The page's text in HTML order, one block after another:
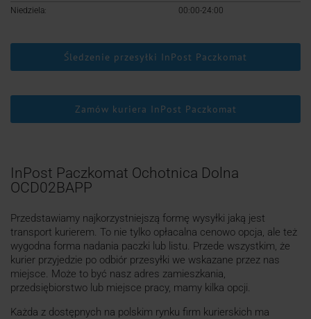
Niedziela:
00:00-24:00
Śledzenie przesyłki InPost Paczkomat
Zamów kuriera InPost Paczkomat
InPost Paczkomat Ochotnica Dolna
OCD02BAPP
Przedstawiamy najkorzystniejszą formę wysyłki jaką jest
transport kurierem. To nie tylko opłacalna cenowo opcja, ale też
wygodna forma nadania paczki lub listu. Przede wszystkim, że
kurier przyjedzie po odbiór przesyłki we wskazane przez nas
miejsce. Może to być nasz adres zamieszkania,
przedsiębiorstwo lub miejsce pracy, mamy kilka opcji.
Każda z dostępnych na polskim rynku firm kurierskich ma